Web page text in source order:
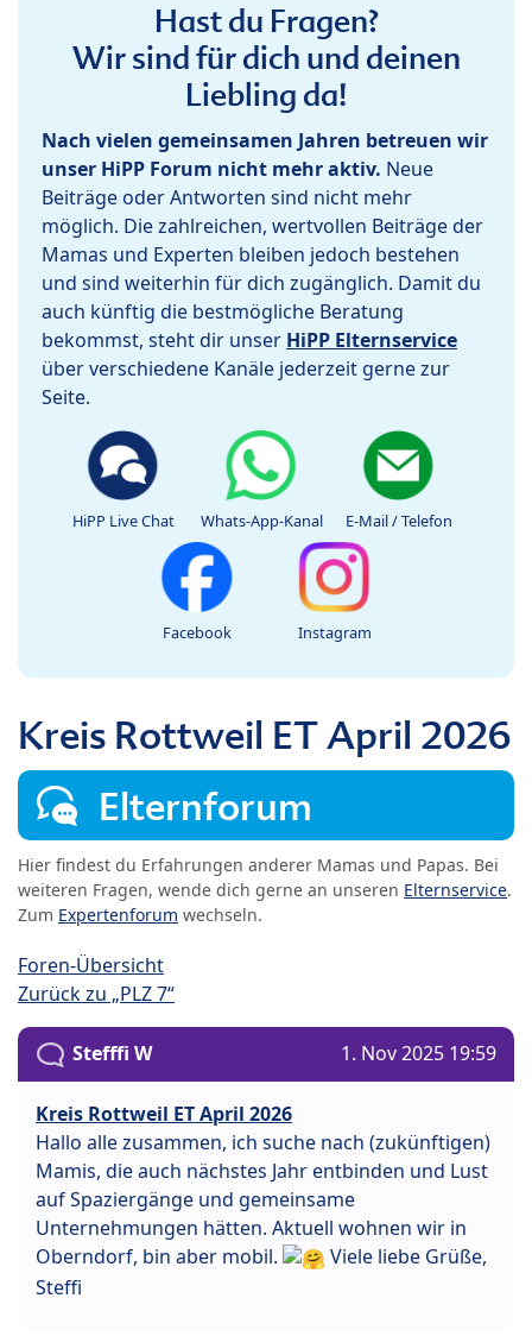
Hast du Fragen?
Wir sind für dich und deinen
Liebling da!
Nach vielen gemeinsamen Jahren betreuen wir
unser HiPP Forum nicht mehr aktiv. Neue
Beiträge oder Antworten sind nicht mehr
möglich. Die zahlreichen, wertvollen Beiträge der
Mamas und Experten bleiben jedoch bestehen
und sind weiterhin für dich zugänglich. Damit du
auch künftig die bestmögliche Beratung
bekommst, steht dir unser HiPP Elternservice
über verschiedene Kanäle jederzeit gerne zur
Seite.
HiPP Live Chat Whats-App-Kanal E-Mail / Telefon
Facebook Instagram
Kreis Rottweil ET April 2026
Elternforum
Hier findest du Erfahrungen anderer Mamas und Papas. Bei
weiteren Fragen, wende dich gerne an unseren Elternservice.
Zum Expertenforum wechseln.
Foren-Übersicht
Zurück zu „PLZ 7“
Stefffi W 1. Nov 2025 19:59
Kreis Rottweil ET April 2026
Hallo alle zusammen, ich suche nach (zukünftigen)
Mamis, die auch nächstes Jahr entbinden und Lust
auf Spaziergänge und gemeinsame
Unternehmungen hätten. Aktuell wohnen wir in
Oberndorf, bin aber mobil.
Viele liebe Grüße,
Steffi